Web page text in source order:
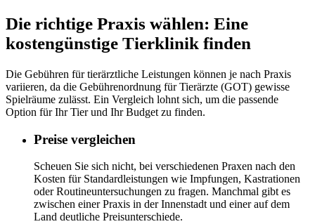
Die richtige Praxis wählen: Eine
kostengünstige Tierklinik finden
Die Gebühren für tierärztliche Leistungen können je nach Praxis
variieren, da die Gebührenordnung für Tierärzte (GOT) gewisse
Spielräume zulässt. Ein Vergleich lohnt sich, um die passende
Option für Ihr Tier und Ihr Budget zu finden.
Preise vergleichen
Scheuen Sie sich nicht, bei verschiedenen Praxen nach den
Kosten für Standardleistungen wie Impfungen, Kastrationen
oder Routineuntersuchungen zu fragen. Manchmal gibt es
zwischen einer Praxis in der Innenstadt und einer auf dem
Land deutliche Preisunterschiede.